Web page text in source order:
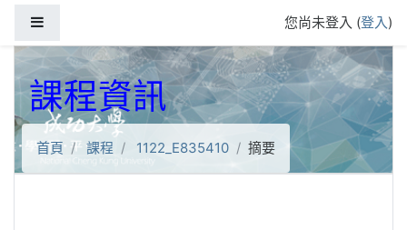
您尚未登入 (登入)
課程資訊
首頁 課程 1122_E835410 摘要